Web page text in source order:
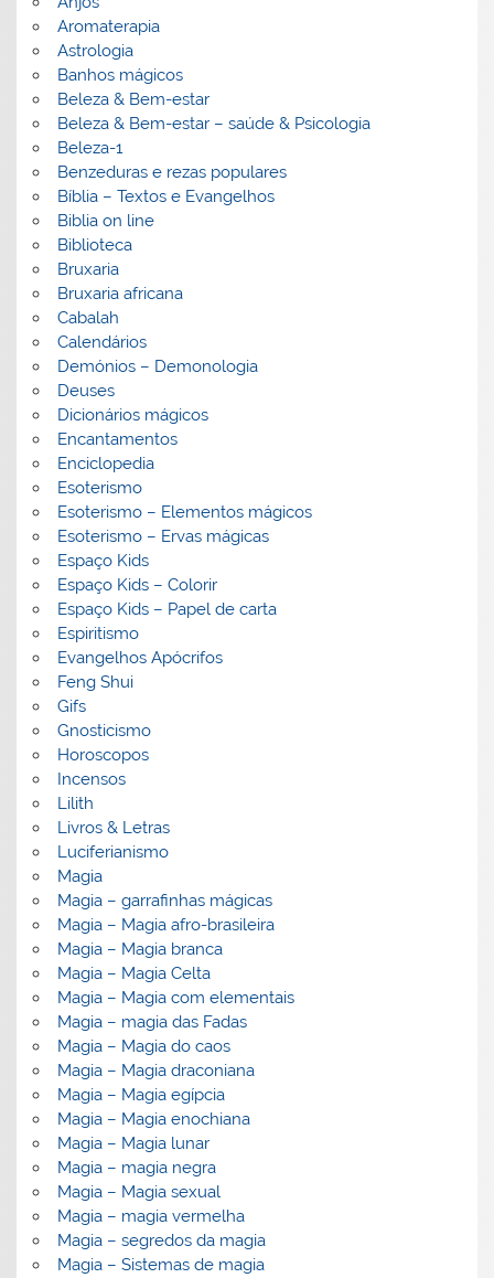
Aromaterapia
Astrologia
Banhos mágicos
Beleza & Bem-estar
Beleza & Bem-estar – saúde & Psicologia
Beleza-1
Benzeduras e rezas populares
Bíblia – Textos e Evangelhos
Biblia on line
Biblioteca
Bruxaria
Bruxaria africana
Cabalah
Calendários
Demónios – Demonologia
Deuses
Dicionários mágicos
Encantamentos
Enciclopedia
Esoterismo
Esoterismo – Elementos mágicos
Esoterismo – Ervas mágicas
Espaço Kids
Espaço Kids – Colorir
Espaço Kids – Papel de carta
Espiritismo
Evangelhos Apócrifos
Feng Shui
Gifs
Gnosticismo
Horoscopos
Incensos
Lilith
Livros & Letras
Luciferianismo
Magia
Magia – garrafinhas mágicas
Magia – Magia afro-brasileira
Magia – Magia branca
Magia – Magia Celta
Magia – Magia com elementais
Magia – magia das Fadas
Magia – Magia do caos
Magia – Magia draconiana
Magia – Magia egípcia
Magia – Magia enochiana
Magia – Magia lunar
Magia – magia negra
Magia – Magia sexual
Magia – magia vermelha
Magia – segredos da magia
Magia – Sistemas de magia